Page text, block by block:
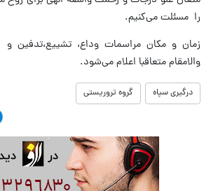
را مسئلت می‌کنیم.
زمان و مکان مراسمات وداع، تشییع،تدفین
والامقام متعاقبا اعلام می‌شود.
درگیری سپاه گروه تروریستی